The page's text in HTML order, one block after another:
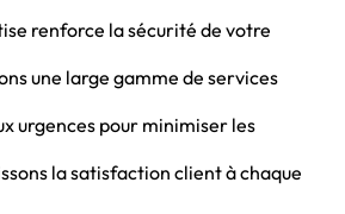
renforce la sécurité de votre
une large gamme de services
urgences pour minimiser les
la satisfaction client à chaque